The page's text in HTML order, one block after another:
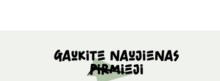
Gaukite naujienas
pirmieji